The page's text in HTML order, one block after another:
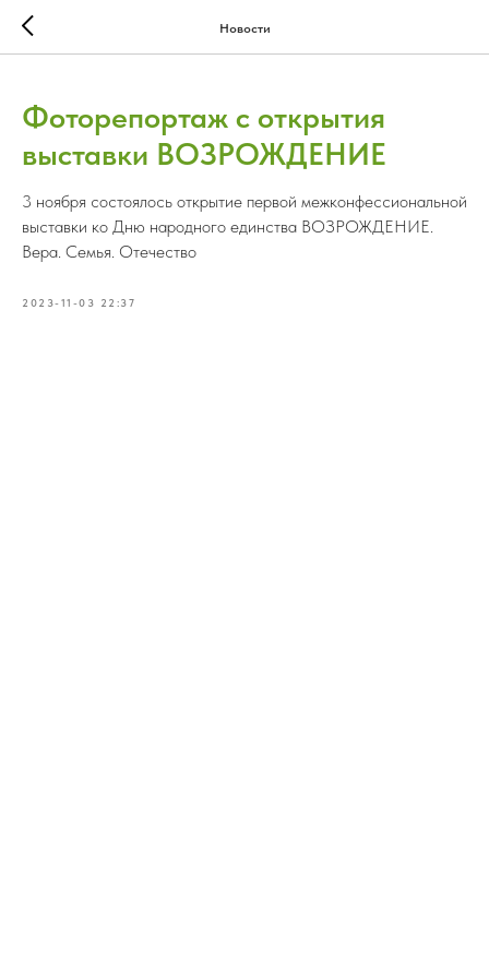
Новости
Фоторепортаж с открытия
выставки ВОЗРОЖДЕНИЕ
3 ноября состоялось открытие первой межконфессиональной
выставки ко Дню народного единства ВОЗРОЖДЕНИЕ.
Вера. Семья. Отечество
2023-11-03 22:37